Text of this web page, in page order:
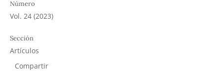
Número
Vol. 24 (2023)
Sección
Artículos
Compartir